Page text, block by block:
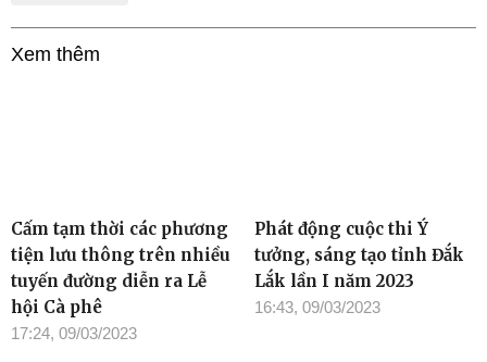
Xem thêm
Cấm tạm thời các phương
tiện lưu thông trên nhiều
tuyến đường diễn ra Lễ
hội Cà phê
17:24, 09/03/2023
Phát động cuộc thi Ý
tưởng, sáng tạo tỉnh Đắk
Lắk lần I năm 2023
16:43, 09/03/2023